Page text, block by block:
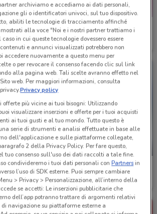
2.2 km
Acqua & Sapone
Scade mercoledì
2.2 km
-2 GIORNI
Acqua & Sapone
Scade sabato 2.2 km
archiviamo e accediamo ai dati personali,
gli o identificatori univoci, sul tuo dispositivo.
abiliti le tecnologie di tracciamento affinché
alla voce "Noi e i nostri partner trattiamo i
in cui queste tecnologie dovessero essere
e annunci visualizzati potrebbero non
accedere nuovamente a questo menu per
o per revocare il consenso facendo clic sul link
alla pagina web. Tali scelte avranno effetto nel
web. Per maggiori informazioni, consulta
Privacy policy
più vicine ai tuoi bisogni: Utilizzando
visualizzare inserzioni e offerte per i tuoi acquisti
ai tuoi gusti e al tuo mondo. Tutto questo è
serie di strumenti e analisi effettuate in base alle
dell'applicazione e sulle piattaforme collegate,
2 della Privacy Policy. Per fare questo,
tuo consenso sull'uso dei dati raccolti a tale fine.
condivideremo i tuoi dati personali conPartnersin
l’uso di SDK esterne. Puoi sempre cambiare
> Privacy > Personalizzazione, all’interno della
se accetti: Le inserzioni pubblicitarie che
dell’app potranno trattare di argomenti relativi
navigazione su piattaforme esterne a